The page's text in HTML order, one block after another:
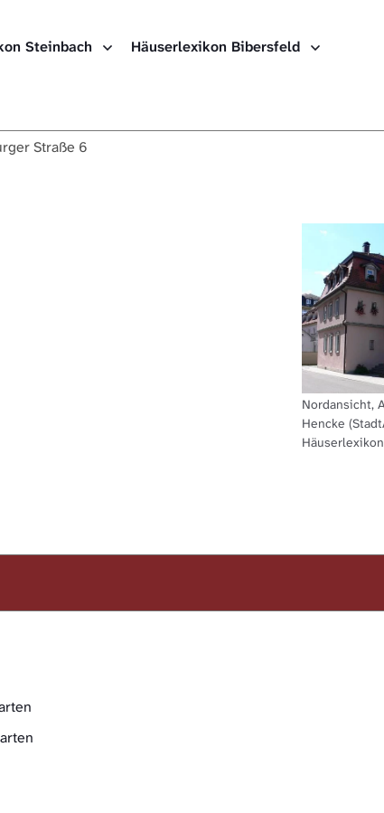
Steinbach
Häuserlexikon Bibersfeld
Straße 6
Nordansicht,
Hencke